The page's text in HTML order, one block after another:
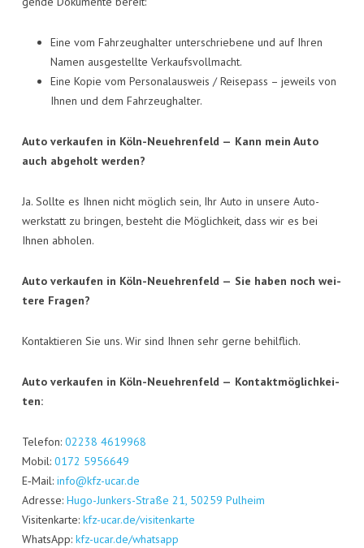
Eine vom Fahr­zeug­hal­ter unter­schrie­be­ne und auf Ihren
Namen aus­ge­stell­te Verkaufsvollmacht.
Eine Kopie vom Per­so­nal­aus­weis / Rei­se­pass – jeweils von
Ihnen und dem Fahrzeughalter.
Auto ver­kau­fen in Köln-Neueh­ren­feld — Kann mein Auto
auch abge­holt werden?
Ja. Soll­te es Ihnen nicht mög­lich sein, Ihr Auto in unse­re Auto­
werk­statt zu brin­gen, besteht die Mög­lich­keit, dass wir es bei
Ihnen abholen.
Auto ver­kau­fen in Köln-Neueh­ren­feld — Sie haben noch wei­
te­re Fragen?
Kon­tak­tie­ren Sie uns. Wir sind Ihnen sehr ger­ne behilflich.
Auto ver­kau­fen in Köln-Neueh­ren­feld — Kon­takt­mög­lich­kei­
ten:
Tele­fon: 02238 4619968
Mobil: 0172 5956649
E‑Mail: info@kfz-ucar.de
Adres­se: Hugo-Jun­kers-Stra­ße 21, 50259 Pul­heim
Visi­ten­kar­te: kfz-ucar.de/visitenkarte
Whats­App: kfz-ucar.de/whatsapp